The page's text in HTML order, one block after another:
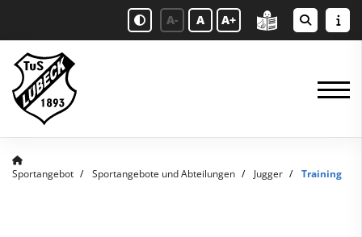
A- A A+
Sportangebot Sportangebote und Abteilungen Jugger Training